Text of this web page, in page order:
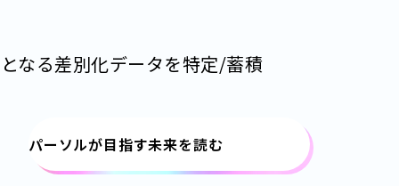
なる差別化データを特定/蓄積
パーソルが目指す未来を読む